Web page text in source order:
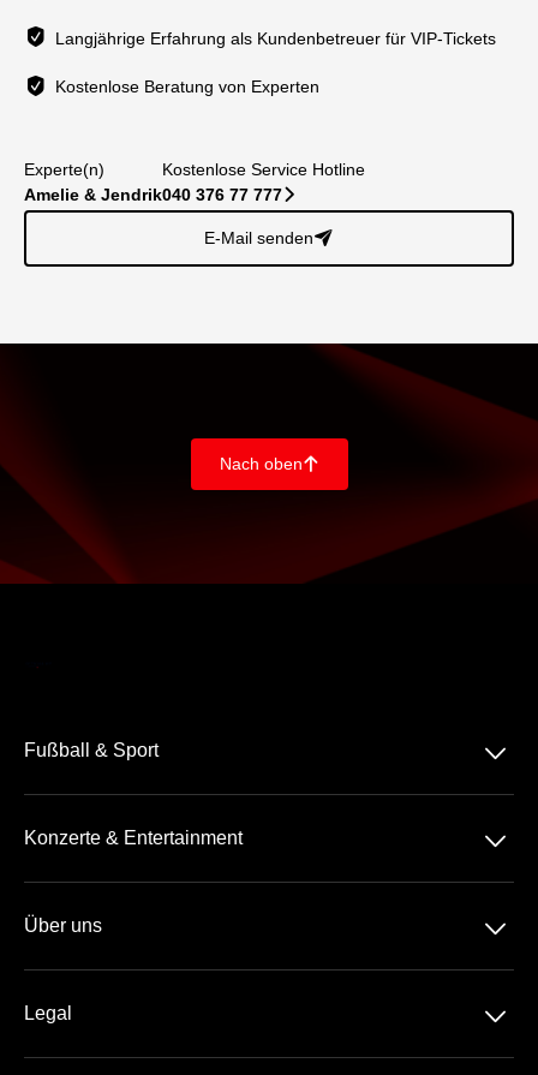
Langjährige Erfahrung als Kundenbetreuer für VIP-Tickets
Kostenlose Beratung von Experten
Experte(n)
Amelie & Jendrik
Kostenlose Service Hotline
040 376 77 777􀆊
E-Mail senden􀈠
Nach oben􀄨
Fußball & Sport 􀆈
3. Liga
Basketball
Handball
Konzerte & Entertainment 􀆈
Rock-Metal
Über uns 􀆈
Legal 􀆈